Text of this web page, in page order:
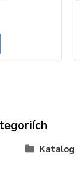
Katalog